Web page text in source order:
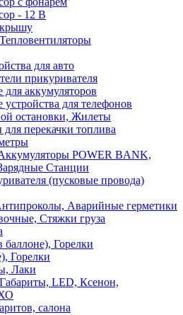
- 12 В
для авто
прикуривателя
для аккумуляторов
устройства для телефонов
остановки, Жилеты
перекачки топлива
POWER BANK,
Станции
(пусковые провода)
Аварийные герметики
Стяжки груза
Горелки
Горелки
Лаки
LED, Ксенон,
салона